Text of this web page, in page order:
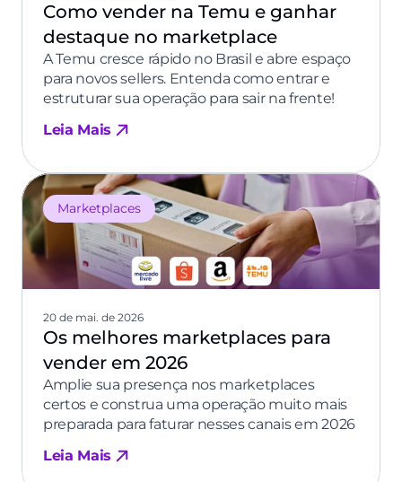
Como vender na Temu e ganhar
destaque no marketplace
A Temu cresce rápido no Brasil e abre espaço
para novos sellers. Entenda como entrar e
estruturar sua operação para sair na frente!
Leia Mais
Marketplaces
20 de mai. de 2026
Os melhores marketplaces para
vender em 2026
Amplie sua presença nos marketplaces
certos e construa uma operação muito mais
preparada para faturar nesses canais em 2026
Leia Mais